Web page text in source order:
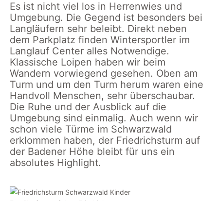
Es ist nicht viel los in Herrenwies und
Umgebung. Die Gegend ist besonders bei
Langläufern sehr beleibt. Direkt neben
dem Parkplatz finden Wintersportler im
Langlauf Center alles Notwendige.
Klassische Loipen haben wir beim
Wandern vorwiegend gesehen. Oben am
Turm und um den Turm herum waren eine
Handvoll Menschen, sehr überschaubar.
Die Ruhe und der Ausblick auf die
Umgebung sind einmalig. Auch wenn wir
schon viele Türme im Schwarzwald
erklommen haben, der Friedrichsturm auf
der Badener Höhe bleibt für uns ein
absolutes Highlight.